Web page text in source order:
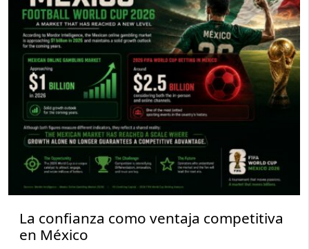
La confianza como ventaja competitiva
en México